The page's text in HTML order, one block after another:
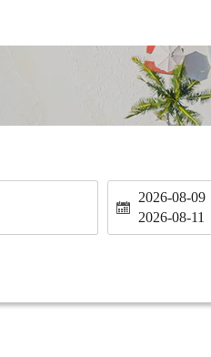
2026-08-09
2026-08-11